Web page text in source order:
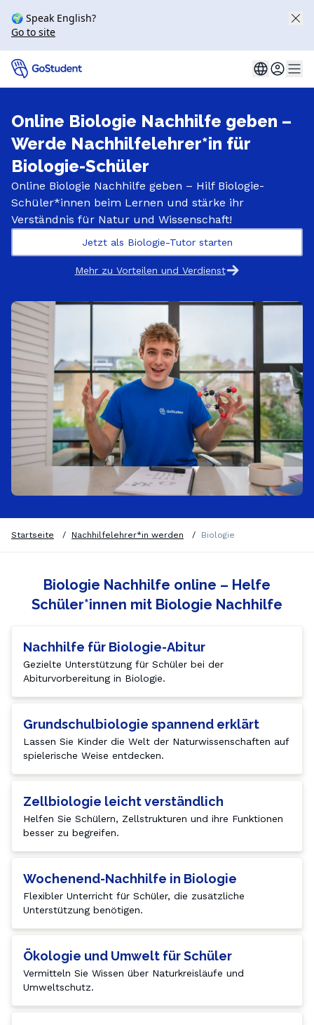
🌍 Speak English?
Go to site
Online Biologie Nachhilfe geben –
Werde Nachhilfelehrer*in für
Biologie-Schüler
Online Biologie Nachhilfe geben – Hilf Biologie-
Schüler*innen beim Lernen und stärke ihr
Verständnis für Natur und Wissenschaft!
Jetzt als Biologie-Tutor starten
Mehr zu Vorteilen und Verdienst
Startseite / Nachhilfelehrer*in werden / Biologie
Biologie Nachhilfe online – Helfe
Schüler*innen mit Biologie Nachhilfe
Nachhilfe für Biologie-Abitur
Gezielte Unterstützung für Schüler bei der
Abiturvorbereitung in Biologie.
Grundschulbiologie spannend erklärt
Lassen Sie Kinder die Welt der Naturwissenschaften auf
spielerische Weise entdecken.
Zellbiologie leicht verständlich
Helfen Sie Schülern, Zellstrukturen und ihre Funktionen
besser zu begreifen.
Wochenend-Nachhilfe in Biologie
Flexibler Unterricht für Schüler, die zusätzliche
Unterstützung benötigen.
Ökologie und Umwelt für Schüler
Vermitteln Sie Wissen über Naturkreisläufe und
Umweltschutz.